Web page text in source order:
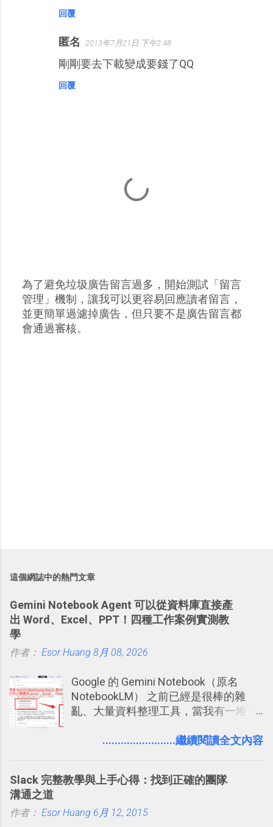
回覆
匿名 2013年7月21日 下午2:48
剛剛要去下載變成要錢了QQ
回覆
張
貼
留
為了避免垃圾廣告留言過多，開始測試「留言
管理」機制，讓我可以更容易回應讀者留言，
並更簡單過濾掉廣告，但只要不是廣告留言都
會通過審核。
這個網誌中的熱門文章
Gemini Notebook Agent 可以從資料庫直接產
出 Word、Excel、PPT！四種工作案例實測教
學
作者： Esor Huang 8月 08, 2026
Google 的 Gemini Notebook（原名
NotebookLM） 之前已經是很棒的雜
亂、大量資料整理工具，當我有一堆需
量格式不一的混亂工作文件需要彙整，
Codex 這樣的 AI 工作作進階處理。
........................繼續閱讀全文內容
Slack 完整教學與上手心得：找到正確的團隊
溝通之道
作者： Esor Huang 6月 12, 2015